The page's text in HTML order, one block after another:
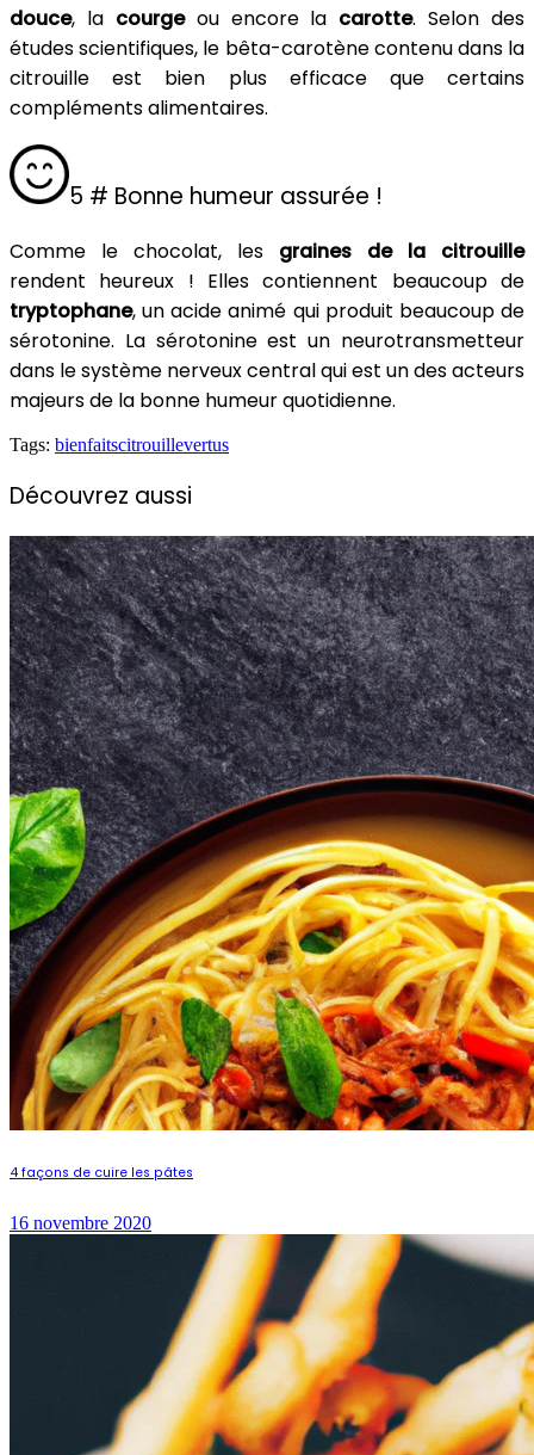
douce, la courgeou encore la carotte. Selon des
études scientifiques, le bêta-carotène contenu dans la
citrouille est bien plus efficace que certains
compléments alimentaires.
5 # Bonne humeur assurée !
Comme le chocolat, les graines de la citrouille
rendent heureux ! Elles contiennent beaucoup de
tryptophane, un acide animé qui produit beaucoup de
sérotonine. La sérotonine est un neurotransmetteur
dans le système nerveux central qui est un des acteurs
majeurs de la bonne humeur quotidienne.
Tags: bienfaitscitrouillevertus
Découvrez aussi
4 façons de cuire les pâtes
16 novembre 2020